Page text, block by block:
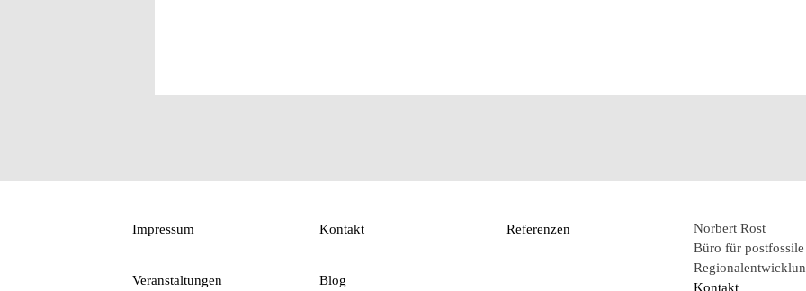
Impressum Kontakt Referenzen
Veranstaltungen Blog
Norbert Rost
Büro für postfossile
Kontakt